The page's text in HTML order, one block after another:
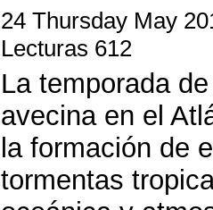
24 Thursday May
Lecturas 612
La temporada
avecina en el
la formación de
tormentas